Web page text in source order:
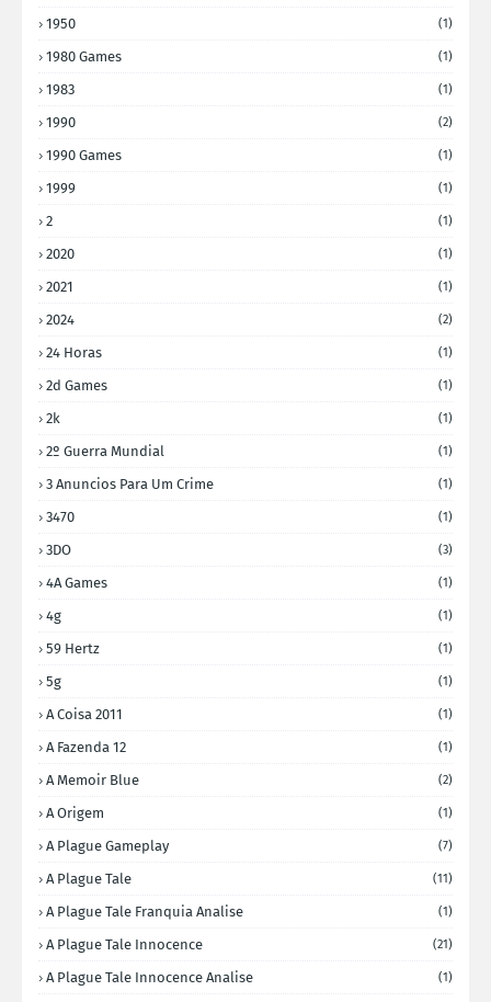
1950 (1)
1980 Games (1)
1983 (1)
1990 (2)
1990 Games (1)
1999 (1)
2 (1)
2020 (1)
2021 (1)
2024 (2)
24 Horas (1)
2d Games (1)
2k (1)
2º Guerra Mundial (1)
3 Anuncios Para Um Crime (1)
3470 (1)
3DO (3)
4A Games (1)
4g (1)
59 Hertz (1)
5g (1)
A Coisa 2011 (1)
A Fazenda 12 (1)
A Memoir Blue (2)
A Origem (1)
A Plague Gameplay (7)
A Plague Tale (11)
A Plague Tale Franquia Analise (1)
A Plague Tale Innocence (21)
A Plague Tale Innocence Analise (1)